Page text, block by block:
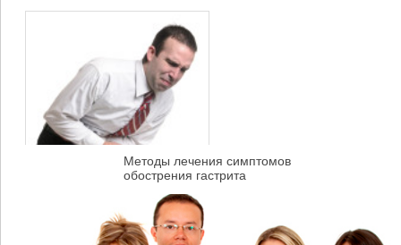
Методы лечения симптомов
обострения гастрита